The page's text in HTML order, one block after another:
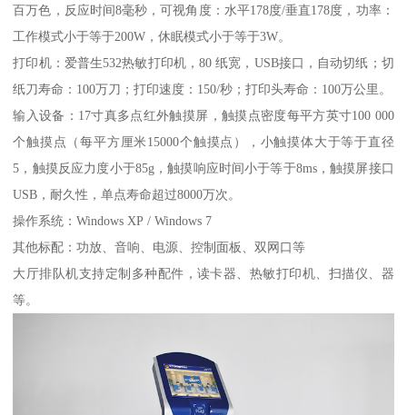
百万色，反应时间8毫秒，可视角度：水平178度/垂直178度，功率：
工作模式小于等于200W，休眠模式小于等于3W。
打印机：爱普生532热敏打印机，80 纸宽，USB接口，自动切纸；切
纸刀寿命：100万刀；打印速度：150/秒；打印头寿命：100万公里。
输入设备：17寸真多点红外触摸屏，触摸点密度每平方英寸100 000
个触摸点（每平方厘米15000个触摸点），小触摸体大于等于直径
5，触摸反应力度小于85g，触摸响应时间小于等于8ms，触摸屏接口
USB，耐久性，单点寿命超过8000万次。
操作系统：Windows XP / Windows 7
其他标配：功放、音响、电源、控制面板、双网口等
大厅排队机支持定制多种配件，读卡器、热敏打印机、扫描仪、器
等。